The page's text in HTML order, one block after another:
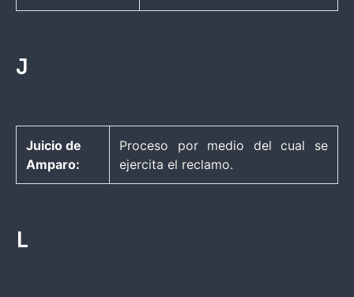
J
Juicio de
Amparo:
Proceso por medio del cual se
ejercita el reclamo.
L